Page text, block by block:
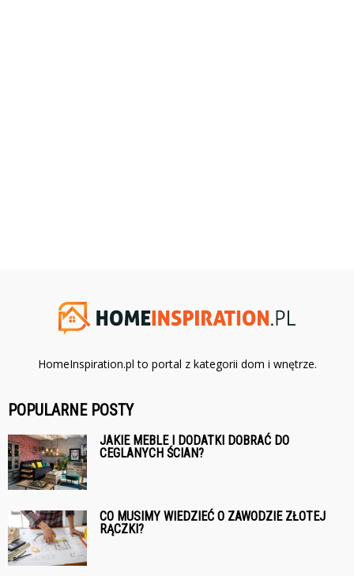
HomeInspiration.pl to portal z kategorii dom i wnętrze.
POPULARNE POSTY
JAKIE MEBLE I DODATKI DOBRAĆ DO
CEGLANYCH ŚCIAN?
CO MUSIMY WIEDZIEĆ O ZAWODZIE ZŁOTEJ
RĄCZKI?